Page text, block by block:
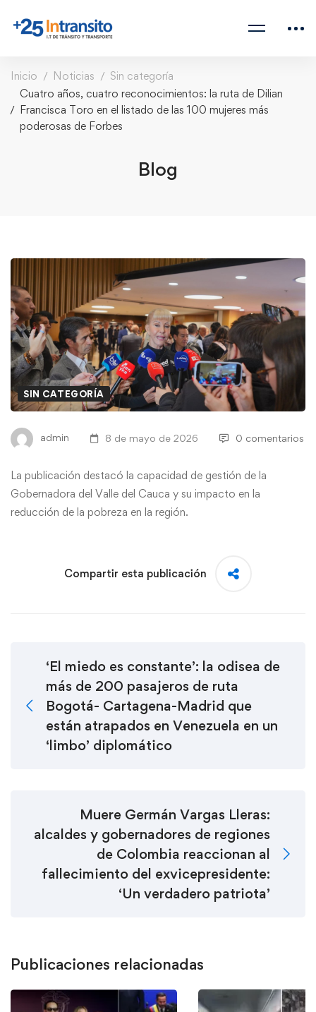
Inicio Noticias
Sin categoría
Cuatro años, cuatro reconocimientos: la ruta de Dilian
Francisca Toro en el listado de las 100 mujeres más
poderosas de Forbes
Blog
SIN CATEGORÍA
admin 8 de mayo de 2026 0 comentarios
La publicación destacó la capacidad de gestión de la
Gobernadora del Valle del Cauca y su impacto en la
reducción de la pobreza en la región.
Compartir esta publicación
‘El miedo es constante’: la odisea de
más de 200 pasajeros de ruta
Bogotá- Cartagena-Madrid que
están atrapados en Venezuela en un
‘limbo’ diplomático
Muere Germán Vargas Lleras:
alcaldes y gobernadores de regiones
de Colombia reaccionan al
fallecimiento del exvicepresidente:
‘Un verdadero patriota’
Publicaciones relacionadas